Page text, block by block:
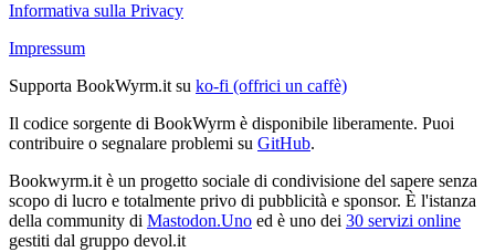
Informativa sulla Privacy
Impressum
Supporta BookWyrm.it su ko-fi (offrici un caffè)
Il codice sorgente di BookWyrm è disponibile liberamente. Puoi
contribuire o segnalare problemi su GitHub.
Bookwyrm.it è un progetto sociale di condivisione del sapere senza
scopo di lucro e totalmente privo di pubblicità e sponsor. È l'istanza
della community di Mastodon.Uno ed è uno dei 30 servizi online
gestiti dal gruppo devol.it